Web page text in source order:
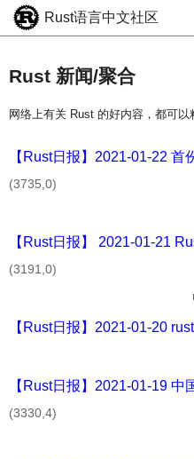
Rust语言中文社区
Rust 新闻/聚合
网络上有关 Rust 的好内容，都可以
【Rust日报】2021-01-22
(3735,0)
【Rust日报】 2021-01-21
(3191,0)
【Rust日报】2021-01-20
【Rust日报】2021-01-19
(3330,4)